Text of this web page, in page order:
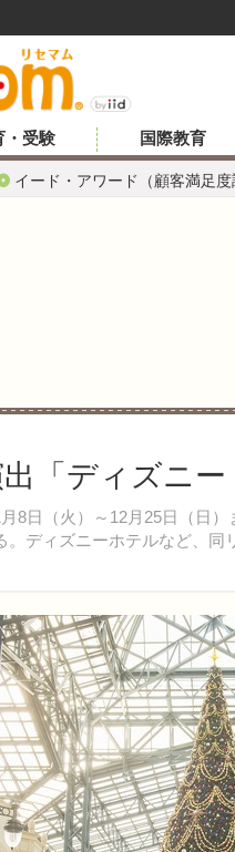
イード・アワード（顧客満足度
・受験 国際教育
「ディズニ
8日（火）～12月25日（日
。ディズニーホテルなど、